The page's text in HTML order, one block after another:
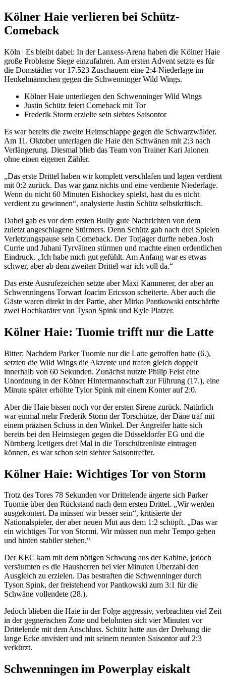
Kölner Haie verlieren bei Schütz-
Comeback
Köln | Es bleibt dabei: In der Lanxess-Arena haben die Kölner Haie
große Probleme Siege einzufahren. Am ersten Advent setzte es für
die Domstädter vor 17.523 Zuschauern eine 2:4-Niederlage im
Henkelmännchen gegen die Schwenninger Wild Wings.
Kölner Haie unterliegen den Schwenninger Wild Wings
Justin Schütz feiert Comeback mit Tor
Frederik Storm erzielte sein siebtes Saisontor
Es war bereits die zweite Heimschlappe gegen die Schwarzwälder.
Am 11. Oktober unterlagen die Haie den Schwänen mit 2:3 nach
Verlängerung. Diesmal blieb das Team von Trainer Kari Jalonen
ohne einen eigenen Zähler.
„Das erste Drittel haben wir komplett verschlafen und lagen verdient
mit 0:2 zurück. Das war ganz nichts und eine verdiente Niederlage.
Wenn du nicht 60 Minuten Eishockey spielst, hast du es nicht
verdient zu gewinnen“, analysierte Justin Schütz selbstkritisch.
Dabei gab es vor dem ersten Bully gute Nachrichten von dem
zuletzt angeschlagene Stürmers. Denn Schütz gab nach drei Spielen
Verletzungspause sein Comeback. Der Torjäger durfte neben Josh
Currie und Juhani Tyrväinen stürmen und machte einen ordentlichen
Eindruck. „Ich habe mich gut gefühlt. Am Anfang war es etwas
schwer, aber ab dem zweiten Drittel war ich voll da.“
Das erste Ausrufezeichen setzte aber Maxi Kammerer, der aber an
Schwenningens Torwart Joacim Ericsson scheiterte. Aber auch die
Gäste waren direkt in der Partie, aber Mirko Pantkowski entschärfte
zwei Hochkaräter von Tyson Spink und Kyle Platzer.
Kölner Haie: Tuomie trifft nur die Latte
Bitter: Nachdem Parker Tuomie nur die Latte getroffen hatte (6.),
setzten die Wild Wings die Akzente und trafen gleich doppelt
innerhalb von 60 Sekunden. Zunächst nutzte Philip Feist eine
Unordnung in der Kölner Hintermannschaft zur Führung (17.), eine
Minute später erhöhte Tylor Spink mit einem Konter auf 2:0.
Aber die Haie bissen noch vor der ersten Sirene zurück. Natürlich
war einmal mehr Frederik Storm der Torschütze, der Däne traf mit
einem präzisen Schuss in den Winkel. Der Angreifer hatte sich
bereits bei den Heimsiegen gegen die Düsseldorfer EG und die
Nürnberg Icetigers drei Mal in die Torschützenliste eintragen
können, es war schon sein siebter Saisontreffer.
Kölner Haie: Wichtiges Tor von Storm
Trotz des Tores 78 Sekunden vor Drittelende ärgerte sich Parker
Tuomie über den Rückstand nach dem ersten Drittel. „Wir werden
ausgekontert. Da müssen wir besser sein“, kritisierte der
Nationalspieler, der aber neuen Mut aus dem 1:2 schöpft. „Das war
ein wichtiges Tor von Stormi. Wir müssen nun mehr Tempo gehen
und hinten stabiler stehen.“
Der KEC kam mit dem nötigen Schwung aus der Kabine, jedoch
versäumten es die Hausherren bei vier Minuten Überzahl den
Ausgleich zu erzielen. Das bestraften die Schwenninger durch
Tyson Spink, der freistehend vor Pantkowski zum 3:1 für die
Schwäne vollendete (28.).
Jedoch blieben die Haie in der Folge aggressiv, verbrachten viel Zeit
in der gegnerischen Zone und belohnten sich vier Minuten vor
Drittelende mit dem Anschluss. Schütz hatte aus der Drehung die
lange Ecke anvisiert und mit seinem neunten Saisontor auf 2:3
verkürzt.
Schwenningen im Powerplay eiskalt